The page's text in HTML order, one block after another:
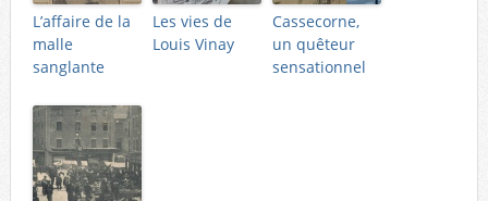
L’affaire de la
malle
sanglante
Les vies de
Louis Vinay
Cassecorne,
un quêteur
sensationnel